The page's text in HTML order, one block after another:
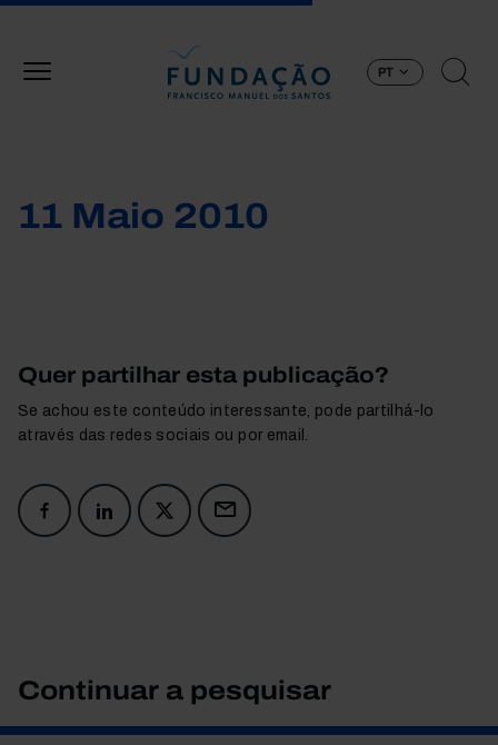
PT
11 Maio 2010
Quer partilhar esta publicação?
Se achou este conteúdo interessante, pode partilhá-lo
através das redes sociais ou por email.
Continuar a pesquisar